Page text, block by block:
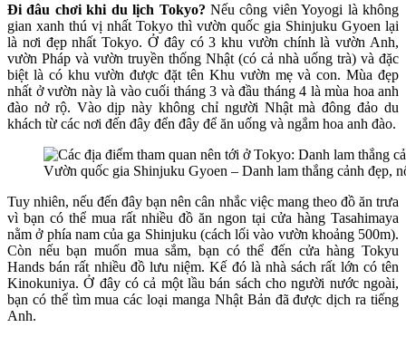
Đi đâu chơi khi du lịch Tokyo? Nếu công viên Yoyogi là không
gian xanh thú vị nhất Tokyo thì vườn quốc gia Shinjuku Gyoen lại
là nơi đẹp nhất Tokyo. Ở đây có 3 khu vườn chính là vườn Anh,
vườn Pháp và vườn truyền thống Nhật (có cả nhà uống trà) và đặc
biệt là có khu vườn được đặt tên Khu vườn mẹ và con. Mùa đẹp
nhất ở vườn này là vào cuối tháng 3 và đầu tháng 4 là mùa hoa anh
đào nở rộ. Vào dịp này không chỉ người Nhật mà đông đảo du
khách từ các nơi đến đây đển đây để ăn uống và ngắm hoa anh đào.
Vườn quốc gia Shinjuku Gyoen – Danh lam thắng cảnh đẹp,
Tuy nhiên, nếu đến đây bạn nên cân nhắc việc mang theo đồ ăn trưa
vì bạn có thể mua rất nhiều đồ ăn ngon tại cửa hàng Tasahimaya
nằm ở phía nam của ga Shinjuku (cách lối vào vườn khoảng 500m).
Còn nếu bạn muốn mua sắm, bạn có thể đến cửa hàng Tokyu
Hands bán rất nhiều đồ lưu niệm. Kế đó là nhà sách rất lớn có tên
Kinokuniya. Ở đây có cả một lầu bán sách cho người nước ngoài,
bạn có thể tìm mua các loại manga Nhật Bản đã được dịch ra tiếng
Anh.